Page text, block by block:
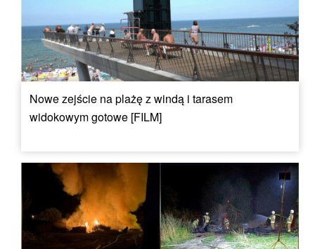
Nowe zejście na plażę z windą i tarasem
widokowym gotowe [FILM]